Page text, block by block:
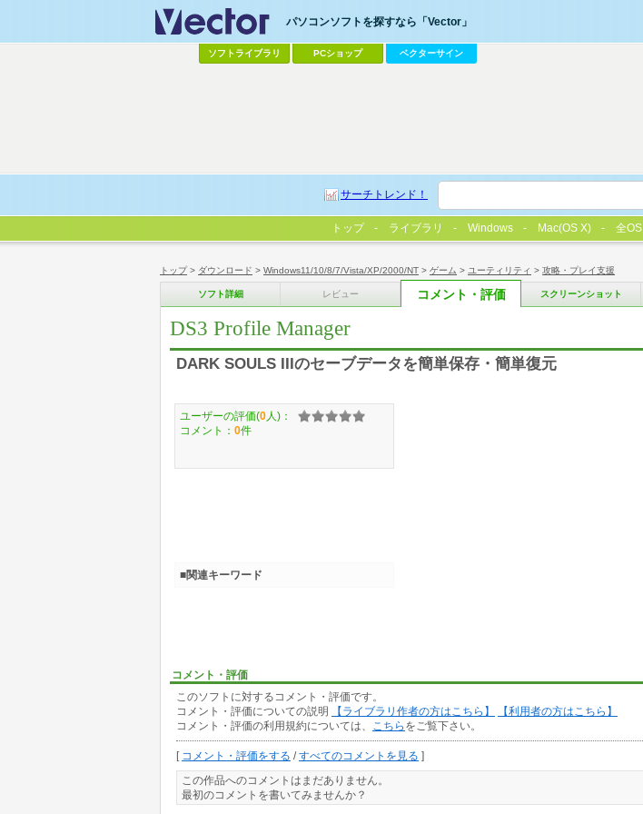
トップ> ダウンロード > Windows11/10/8/7/Vista/XP/2000/NT > ゲーム > ユーティリティ > 攻略・プレイ支援
ソフト詳細 レビュー コメント・評価 スクリーンショット
DS3 Profile Manager
DARK SOULS IIIのセーブデータを簡単保存・簡単復元
コメント・評価
このソフトに対するコメント・評価です。
コメント・評価についての説明
【ライブラリ作者の方はこちら】
【利用者の方はこちら】
コメント・評価の利用規約については、
こちら をご覧下さい。
[ コメント・評価をする /すべてのコメントを見る ]
この作品へのコメントはまだありません。
最初のコメントを書いてみませんか？
ユーザーの評価(0 人)：
コメント： 0件
■関連キーワード
パソコンソフトを探すなら「Vector」
ソフトライブラリ PCショップ ベクターサイン
サーチトレンド！
トップ ライブラリ Windows Mac(OS X) 全OS